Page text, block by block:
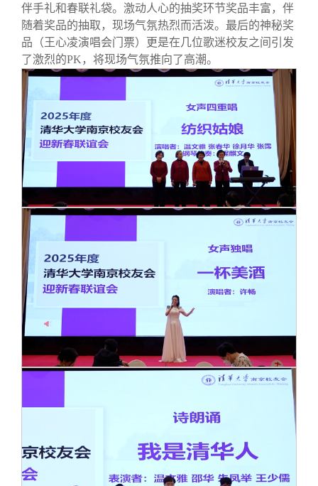
伴手礼和春联礼袋。激动人心的抽奖环节奖品丰富，伴
随着奖品的抽取，现场气氛热烈而活泼。最后的神秘奖
品（王心凌演唱会门票）更是在几位歌迷校友之间引发
了激烈的PK，将现场气氛推向了高潮。